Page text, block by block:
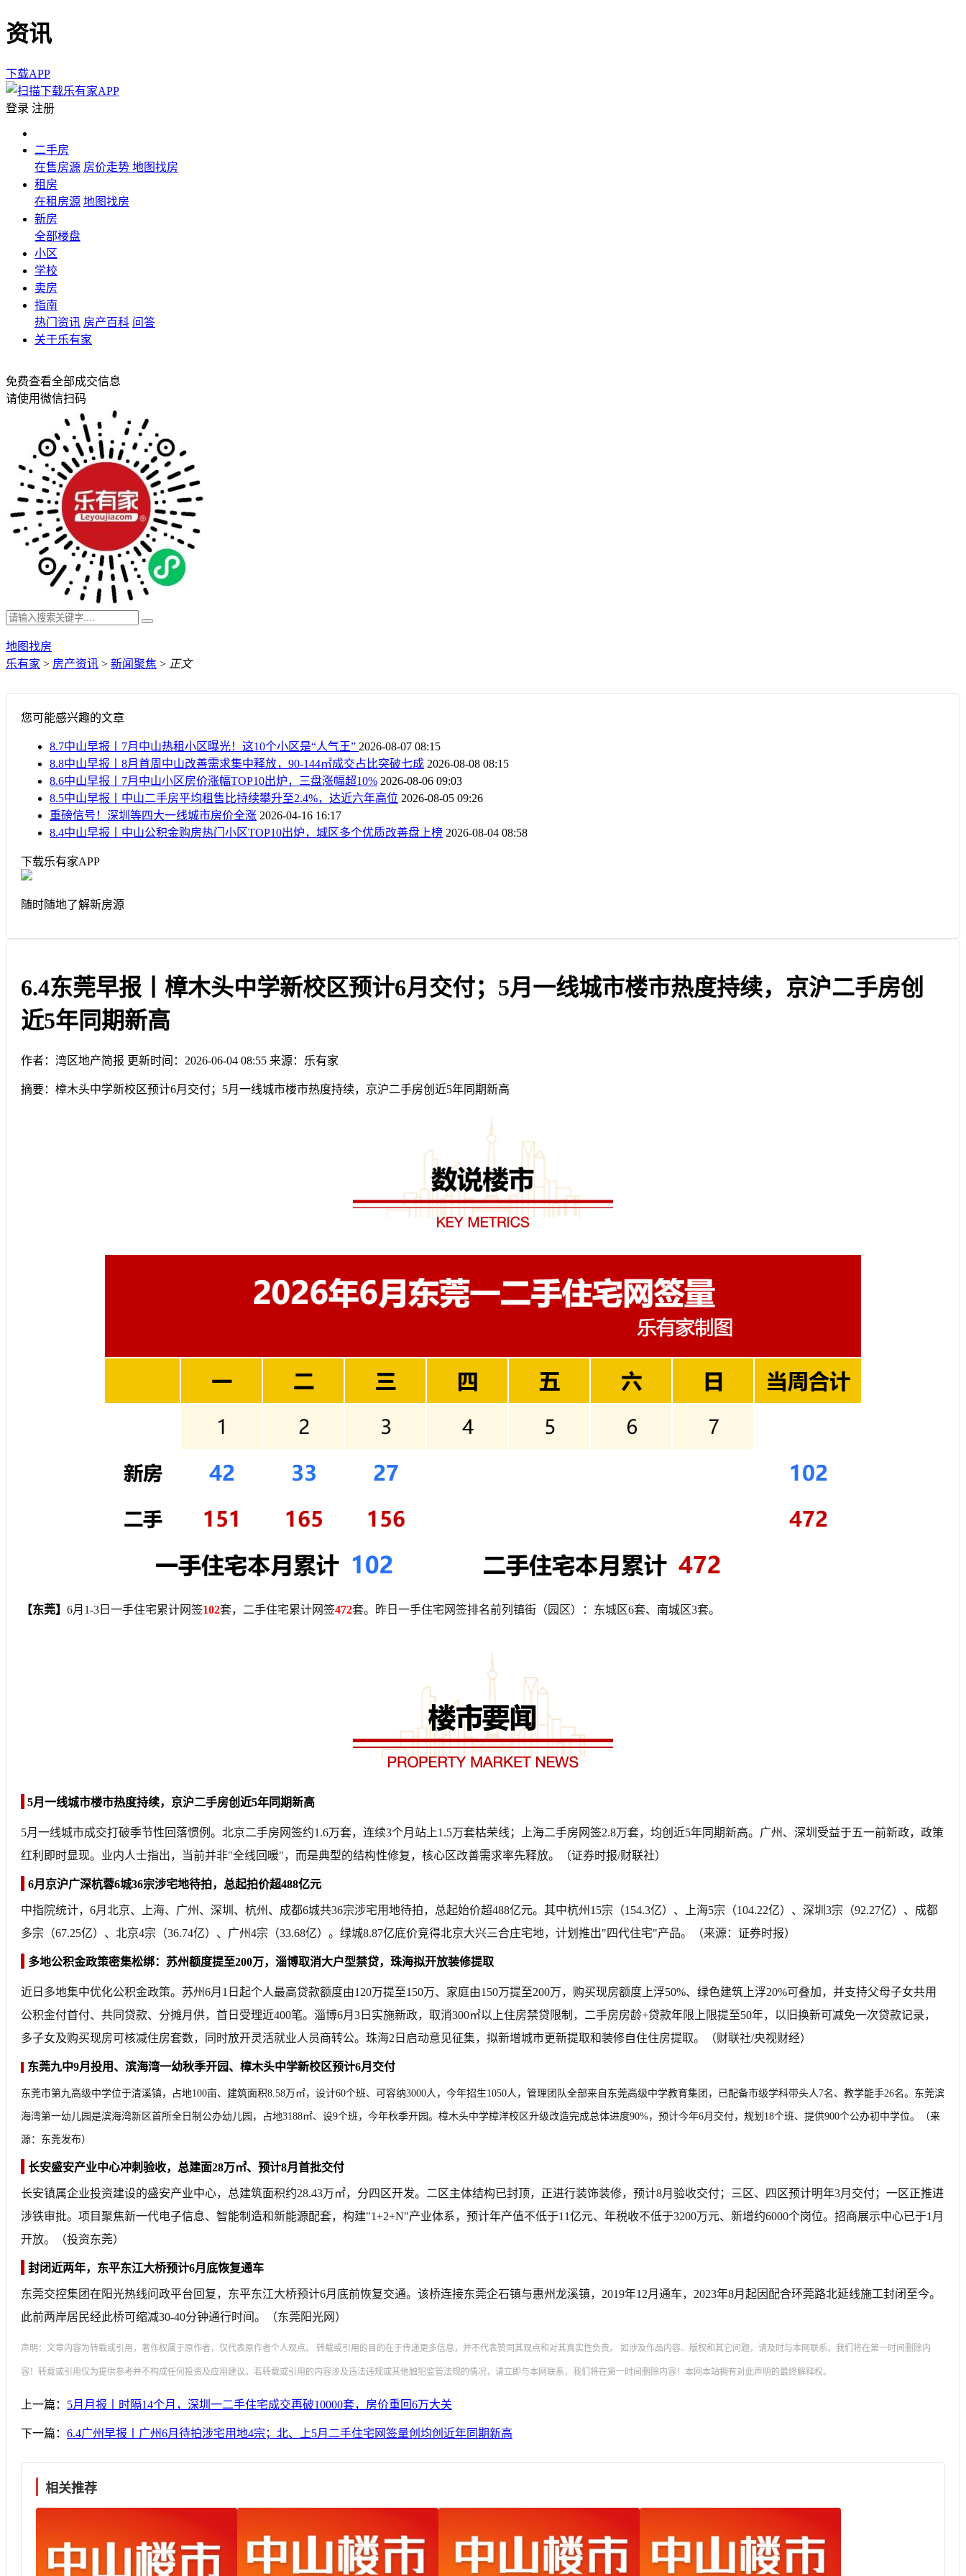
资讯
下载APP
登录 注册
二手房
在售房源 房价走势 地图找房
租房
在租房源 地图找房
新房
全部楼盘
小区
学校
卖房
指南
热门资讯 房产百科 问答
关于乐有家
免费查看全部成交信息
请使用微信扫码
地图找房
乐有家 > 房产资讯 > 新闻聚焦 > 正文
您可能感兴趣的文章
8.7中山早报丨7月中山热租小区曝光！这10个小区是“人气王” 2026-08-07 08:15
8.8中山早报丨8月首周中山改善需求集中释放，90-144㎡成交占比突破七成 2026-08-08 08:15
8.6中山早报丨7月中山小区房价涨幅TOP10出炉，三盘涨幅超10% 2026-08-06 09:03
8.5中山早报丨中山二手房平均租售比持续攀升至2.4%，达近六年高位 2026-08-05 09:26
重磅信号！深圳等四大一线城市房价全涨 2026-04-16 16:17
8.4中山早报丨中山公积金购房热门小区TOP10出炉，城区多个优质改善盘上榜 2026-08-04 08:58
下载乐有家APP
随时随地了解新房源
6.4东莞早报丨樟木头中学新校区预计6月交付；5月一线城市楼市热度持续，京沪二手房创
近5年同期新高
作者：湾区地产简报 更新时间：2026-06-04 08:55 来源：乐有家
摘要： 樟木头中学新校区预计6月交付；5月一线城市楼市热度持续，京沪二手房创近5年同期新高
【东莞】 6月1-3日一手住宅累计网签102套，二手住宅累计网签472套。昨日一手住宅网签排名前列镇街（园区）：东城区6套、南城区3套。
5月一线城市楼市热度持续，京沪二手房创近5年同期新高
5月一线城市成交打破季节性回落惯例。北京二手房网签约1.6万套，连续3个月站上1.5万套枯荣线；上海二手房网签2.8万套，均创近5年同期新高。广州、深圳受益于五一前新政，政策
红利即时显现。业内人士指出，当前并非"全线回暖"，而是典型的结构性修复，核心区改善需求率先释放。（证券时报/财联社）
6月京沪广深杭蓉6城36宗涉宅地待拍，总起拍价超488亿元
中指院统计，6月北京、上海、广州、深圳、杭州、成都6城共36宗涉宅用地待拍，总起始价超488亿元。其中杭州15宗（154.3亿）、上海5宗（104.22亿）、深圳3宗（92.27亿）、成都
多宗（67.25亿）、北京4宗（36.74亿）、广州4宗（33.68亿）。绿城8.87亿底价竞得北京大兴三合庄宅地，计划推出"四代住宅"产品。（来源：证券时报）
多地公积金政策密集松绑：苏州额度提至200万，淄博取消大户型禁贷，珠海拟开放装修提取
近日多地集中优化公积金政策。苏州6月1日起个人最高贷款额度由120万提至150万、家庭由150万提至200万，购买现房额度上浮50%、绿色建筑上浮20%可叠加，并支持父母子女共用
公积金付首付、共同贷款、分摊月供，首日受理近400笔。淄博6月3日实施新政，取消300㎡以上住房禁贷限制，二手房房龄+贷款年限上限提至50年，以旧换新可减免一次贷款记录，
多子女及购买现房可核减住房套数，同时放开灵活就业人员商转公。珠海2日启动意见征集，拟新增城市更新提取和装修自住住房提取。（财联社/央视财经）
东莞九中9月投用、滨海湾一幼秋季开园、樟木头中学新校区预计6月交付
东莞市第九高级中学位于清溪镇，占地100亩、建筑面积8.58万㎡，设计60个班、可容纳3000人，今年招生1050人，管理团队全部来自东莞高级中学教育集团，已配备市级学科带头人7名、教学能手26名。东莞滨
海湾第一幼儿园是滨海湾新区首所全日制公办幼儿园，占地3188㎡、设9个班，今年秋季开园。樟木头中学樟洋校区升级改造完成总体进度90%，预计今年6月交付，规划18个班、提供900个公办初中学位。（来
源：东莞发布）
长安盛安产业中心冲刺验收，总建面28万㎡、预计8月首批交付
长安镇属企业投资建设的盛安产业中心，总建筑面积约28.43万㎡，分四区开发。二区主体结构已封顶，正进行装饰装修，预计8月验收交付；三区、四区预计明年3月交付；一区正推进
涉铁审批。项目聚焦新一代电子信息、智能制造和新能源配套，构建"1+2+N"产业体系，预计年产值不低于11亿元、年税收不低于3200万元、新增约6000个岗位。招商展示中心已于1月
开放。（投资东莞）
封闭近两年，东平东江大桥预计6月底恢复通车
东莞交控集团在阳光热线问政平台回复，东平东江大桥预计6月底前恢复交通。该桥连接东莞企石镇与惠州龙溪镇，2019年12月通车，2023年8月起因配合环莞路北延线施工封闭至今。
此前两岸居民经此桥可缩减30-40分钟通行时间。（东莞阳光网）
声明：文章内容为转载或引用，著作权属于原作者，仅代表原作者个人观点。 转载或引用的目的在于传递更多信息，并不代表赞同其观点和对其真实性负责。 如涉及作品内容、版权和其它问题，请及时与本网联系，我们将在第一时间删除内
容！转载或引用仅为提供参考并不构成任何投资及应用建议。若转载或引用的内容涉及违法违规或其他触犯监管法规的情况，请立即与本网联系，我们将在第一时间删除内容！本网本站拥有对此声明的最终解释权。
上一篇： 5月月报丨时隔14个月，深圳一二手住宅成交再破10000套，房价重回6万大关
下一篇： 6.4广州早报丨广州6月待拍涉宅用地4宗；北、上5月二手住宅网签量创均创近年同期新高
相关推荐